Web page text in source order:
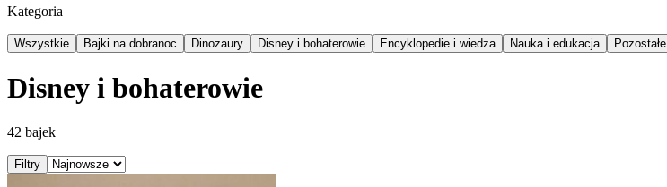
Kategoria
Wszystkie Bajki na dobranoc Dinozaury Disney i bohaterowie Encyklopedie i wiedza Nauka i edukacja Pozostałe
Disney i bohaterowie
42 bajek
Filtry